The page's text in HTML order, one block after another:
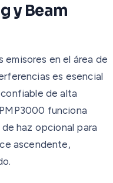
y Beam
emisores en el área de
es esencial
de alta
funciona
haz opcional para
ascendente,